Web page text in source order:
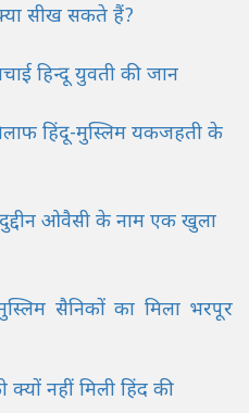
सीख सकते हैं?
हिन्दू युवती की जान
हिंदू-मुस्लिम यकजहती के
ओवैसी के नाम एक खुला
सैनिकों का मिला भरपूर
नहीं मिली हिंद की